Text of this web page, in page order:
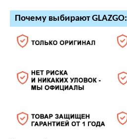
Почему выбирают GLAZGO: